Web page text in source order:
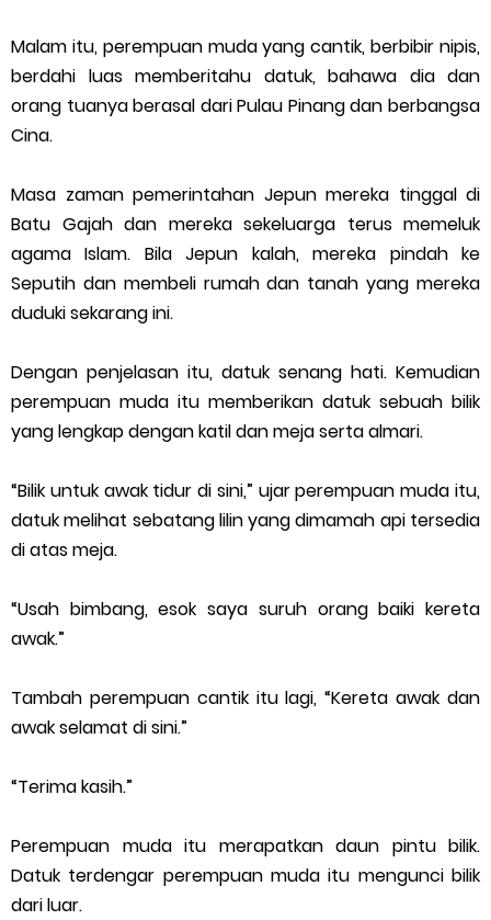
Malam itu, perempuan muda yang cantik, berbibir nipis,
berdahi luas memberitahu datuk, bahawa dia dan
orang tuanya berasal dari Pulau Pinang dan berbangsa
Cina.
Masa zaman pemerintahan Jepun mereka tinggal di
Batu Gajah dan mereka sekeluarga terus memeluk
agama Islam. Bila Jepun kalah, mereka pindah ke
Seputih dan membeli rumah dan tanah yang mereka
duduki sekarang ini.
Dengan penjelasan itu, datuk senang hati. Kemudian
perempuan muda itu memberikan datuk sebuah bilik
yang lengkap dengan katil dan meja serta almari.
“Bilik untuk awak tidur di sini,” ujar perempuan muda itu,
datuk melihat sebatang lilin yang dimamah api tersedia
di atas meja.
“Usah bimbang, esok saya suruh orang baiki kereta
awak.”
Tambah perempuan cantik itu lagi, “Kereta awak dan
awak selamat di sini.”
“Terima kasih.”
Perempuan muda itu merapatkan daun pintu bilik.
Datuk terdengar perempuan muda itu mengunci bilik
dari luar.